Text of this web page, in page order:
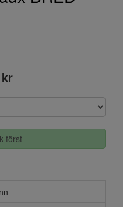
först